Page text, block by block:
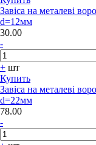
Завіса на металеві
d=12мм
30.00
-
+ шт
Купить
Завіса на металеві
d=22мм
78.00
-